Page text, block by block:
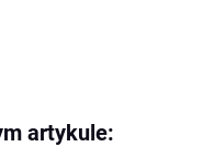
artykule: